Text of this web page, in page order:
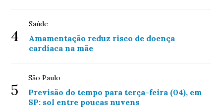
4
Saúde
Amamentação reduz risco de doença
cardíaca na mãe
5
São Paulo
Previsão do tempo para terça-feira (04), em
SP: sol entre poucas nuvens